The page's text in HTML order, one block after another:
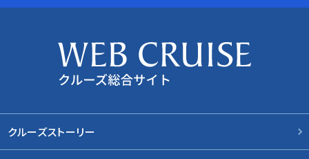
クルーズストーリー